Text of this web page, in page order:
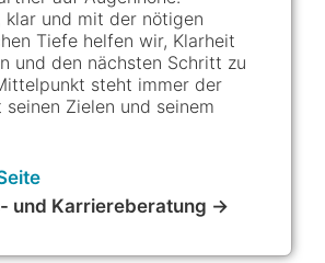
klar und mit der nötigen
Tiefe helfen wir, Klarheit
und den nächsten Schritt zu
steht immer der
seinen Zielen und seinem
und Karriereberatung →